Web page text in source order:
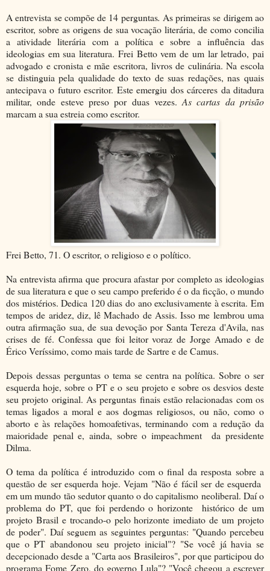
A entrevista se compõe de 14 perguntas. As primeiras se dirigem ao
escritor, sobre as origens de sua vocação literária, de como concilia
a atividade literária com a política e sobre a influência das
ideologias em sua literatura. Frei Betto vem de um lar letrado, pai
advogado e cronista e mãe escritora, livros de culinária. Na escola
se distinguia pela qualidade do texto de suas redações, nas quais
antecipava o futuro escritor. Este emergiu dos cárceres da ditadura
militar, onde esteve preso por duas vezes.As cartas da prisão
marcam a sua estreia como escritor.
Frei Betto, 71. O escritor, o religioso e o político.
Na entrevista afirma que procura afastar por completo as ideologias
de sua literatura e que o seu campo preferido é o da ficção, o mundo
dos mistérios. Dedica 120 dias do ano exclusivamente à escrita. Em
tempos de aridez, diz, lê Machado de Assis. Isso me lembrou uma
outra afirmação sua, de sua devoção por Santa Tereza d'Avila, nas
crises de fé. Confessa que foi leitor voraz de Jorge Amado e de
Érico Veríssimo, como mais tarde de Sartre e de Camus.
Depois dessas perguntas o tema se centra na política. Sobre o ser
esquerda hoje, sobre o PT e o seu projeto e sobre os desvios deste
seu projeto original. As perguntas finais estão relacionadas com os
temas ligados a moral e aos dogmas religiosos, ou não, como o
aborto e às relações homoafetivas, terminando com a redução da
maioridade penal e, ainda, sobre o impeachment da presidente
Dilma.
O tema da política é introduzido com o final da resposta sobre a
questão de ser esquerda hoje. Vejam "Não é fácil ser de esquerda
em um mundo tão sedutor quanto o do capitalismo neoliberal. Daí o
problema do PT, que foi perdendo o horizonte histórico de um
projeto Brasil e trocando-o pelo horizonte imediato de um projeto
de poder". Daí seguem as seguintes perguntas: "Quando percebeu
que o PT abandonou seu projeto inicial"? "Se você já havia se
decepcionado desde a "Carta aos Brasileiros", por que participou do
programa Fome Zero, do governo Lula"? "Você chegou a escrever